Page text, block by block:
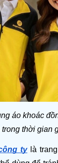
áo khoác
thời gian
ty là trang